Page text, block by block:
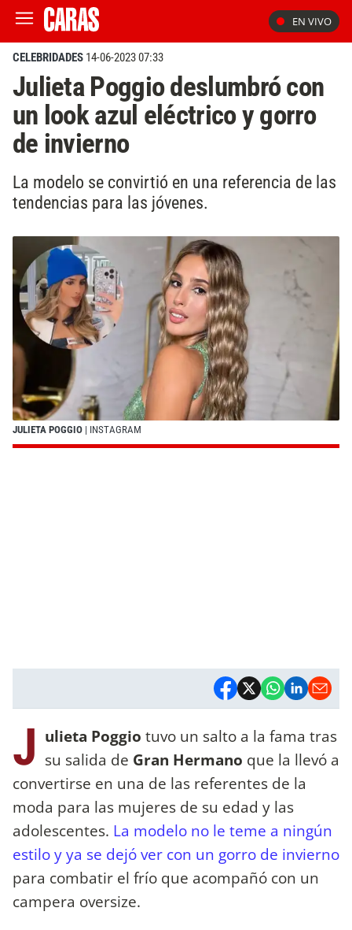
EN VIVO
CELEBRIDADES 14-06-2023 07:33
Julieta Poggio deslumbró con
un look azul eléctrico y gorro
de invierno
La modelo se convirtió en una referencia de las
tendencias para las jóvenes.
JULIETA POGGIO | INSTAGRAM
J ulieta Poggio tuvo un salto a la fama tras
su salida de Gran Hermano que la llevó a
convertirse en una de las referentes de la
moda para las mujeres de su edad y las
adolescentes. La modelo no le teme a ningún
estilo y ya se dejó ver con un gorro de invierno
para combatir el frío que acompañó con un
campera oversize.